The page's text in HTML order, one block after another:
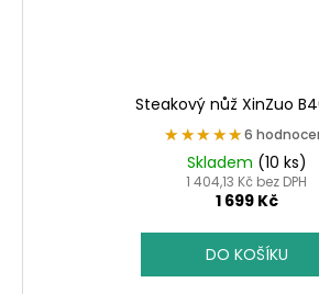
Steakový nůž XinZuo
★★★★★
★★★★★6
Skladem (10 ks)
1 404,13 Kč bez DPH
1 699 Kč
DO KOŠÍKU